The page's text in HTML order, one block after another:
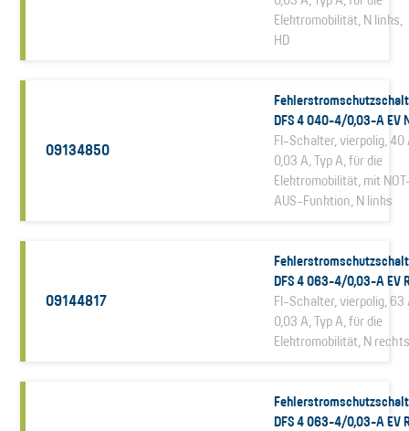
Elektromobilität, N links,
HD
09134850
DFS 4 040-4/0,03-A EV
FI-Schalter, vierpolig, 40
0,03 A, Typ A, für die
Elektromobilität, mit
AUS-Funktion, N links
09144817
DFS 4 063-4/0,03-A EV
FI-Schalter, vierpolig, 63
0,03 A, Typ A, für die
Elektromobilität, N rechts
DFS 4 063-4/0,03-A EV